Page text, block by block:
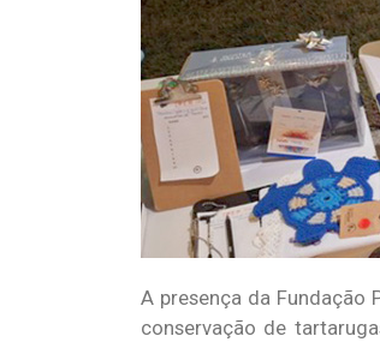
A presença da Fundação
conservação de